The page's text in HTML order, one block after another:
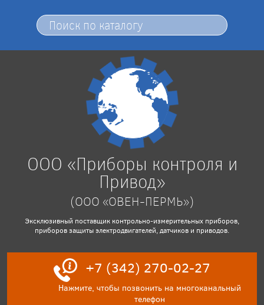
ООО «Приборы контроля и
Привод»
(ООО «ОВЕН-ПЕРМЬ»)
Эксклюзивный поставщик контрольно-измерительных приборов,
приборов защиты электродвигателей, датчиков и приводов.
+7 (342) 270-02-27
Нажмите, чтобы позвонить на многоканальный
телефон